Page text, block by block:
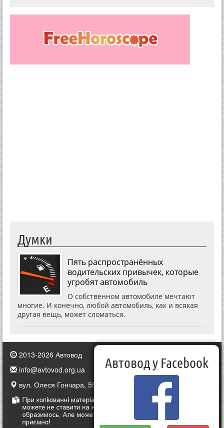
Думки
Пять распространённых
водительских привычек, которые
угробят автомобиль
О собственном автомобиле мечтают
многие. И конечно, любой автомобиль, как и всякая
другая вещь, может сломаться.
2013-2026 Автовод
info@avtovod.org.ua
вул. Олеся Гончара, 55, Київ, Україна
Автовод у Facebook